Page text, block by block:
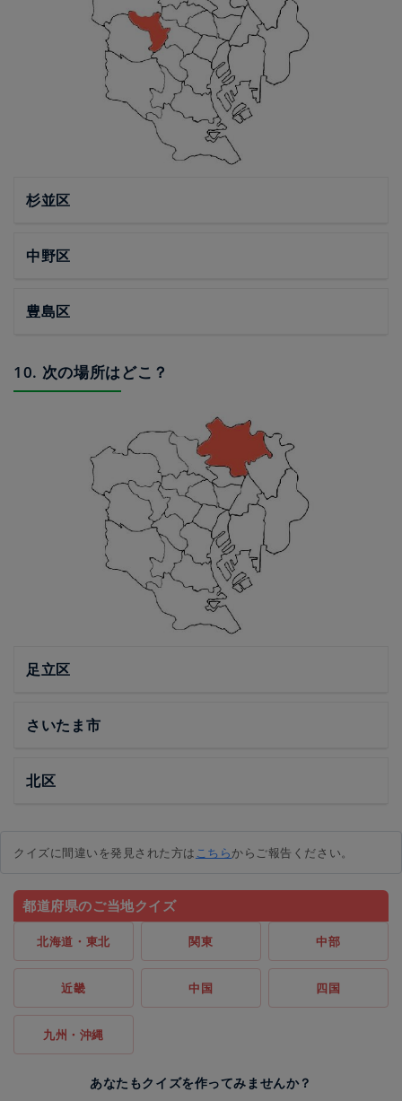
杉並区
中野区
豊島区
10. 次の場所はどこ？
足立区
さいたま市
北区
クイズに間違いを発見された方はこちらからご報告ください。
都道府県のご当地クイズ
北海道・東北 関東 中部
近畿 中国 四国
九州・沖縄
あなたもクイズを作ってみませんか？